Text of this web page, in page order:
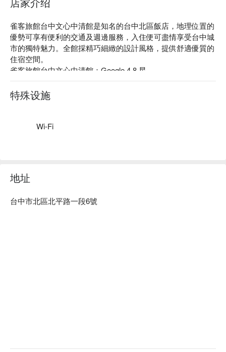
雀客旅館台中文心中清館是知名的台中北區飯店，地理位置的
優勢可享有便利的交通及週邊服務，入住便可盡情享受台中城
市的獨特魅力。全館採精巧細緻的設計風格，提供舒適優質的
住宿空間。
雀客旅館台中文心中清館：Google 4.8 星
雀客旅館台中文心中清館推薦：雀客旅館台中文心中清館位於
北區，在台中市區裡提供給旅人一個舒適且便利的休息環境。
簡單不繁複的設計為視覺帶來整齊和諧，也讓空間更開闊明
雀客旅館台中文心中清館優惠、雀客旅館台中文心中清館住宿
特殊设施
Wi-Fi
地址
台中市北區北平路一段6號